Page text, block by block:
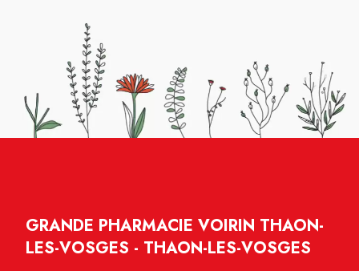
GRANDE PHARMACIE VOIRIN THAON-
LES-VOSGES - THAON-LES-VOSGES